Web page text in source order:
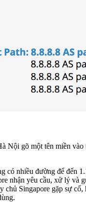
Nội gõ một tên miền
có nhiều đường để đến
nhận yêu cầu, xử lý và
Singapore gặp sự cố,